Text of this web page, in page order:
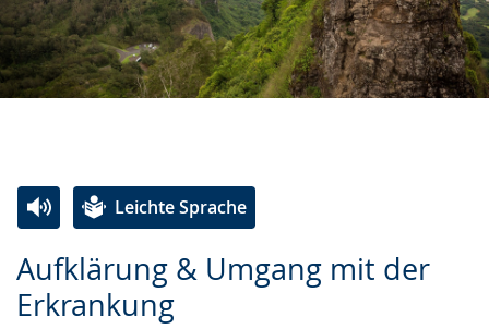
Aufklärung & Umgang mit der
Erkrankung
Leichte Sprache
Leichten
Sprache
Audio-
Unterstützung.
Video
in